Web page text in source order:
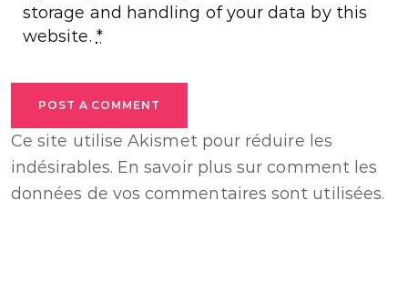
storage and handling of your data by this
website. *
POST A COMMENT
Ce site utilise Akismet pour réduire les
indésirables. En savoir plus sur comment les
données de vos commentaires sont utilisées.